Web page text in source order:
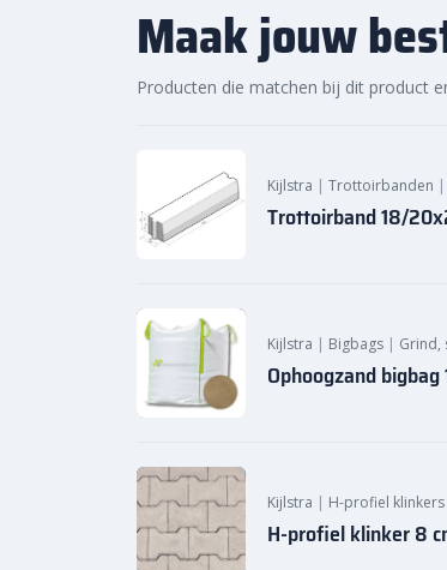
Veelzijdige toepassingen
: van
A-kwaliteit producten
:
Bestel deKijlstra trottoirband 18/
verkocht, waardoor u efficiënt
Maak jouw
Producten die matchen bij dit product
Kijlstra | Trottoirbanden |
Trottoirband 18/
Kijlstra | Bigbags | Grind,
Ophoogzand bigbag
Kijlstra | H-profiel klinkers
H-profiel klinker 8